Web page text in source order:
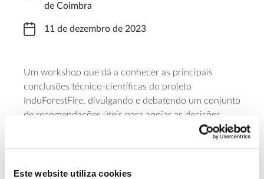
Este website utiliza cookies
de Coimbra
11 de dezembro de 2023
Um workshop que dá a conhecer as principais
conclusões técnico-científicas do projeto
InduForestFire, divulgando e debatendo um conjunto
de recomendações úteis para apoiar as decisões
políticas relativas à mitigação de incêndios rurais nas
zonas de interface urbano-florestal e novamente em